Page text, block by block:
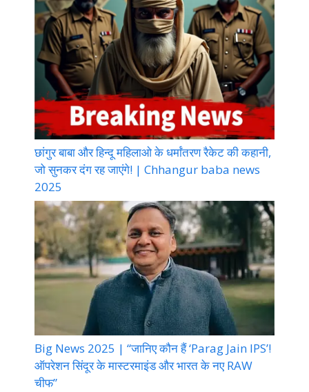
छांगुर बाबा और हिन्दू महिलाओ के धर्मांतरण रैकेट की कहानी,
जो सुनकर दंग रह जाएंगे! | Chhangur baba news
2025
Big News 2025 | “जानिए कौन हैं ‘Parag Jain IPS’!
ऑपरेशन सिंदूर के मास्टरमाइंड और भारत के नए RAW
चीफ”